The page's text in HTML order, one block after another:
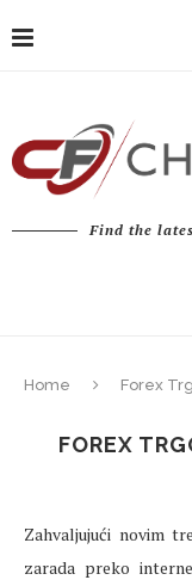
Find the
Home Forex
FOREX
Zahvaljujući novim
zarada preko